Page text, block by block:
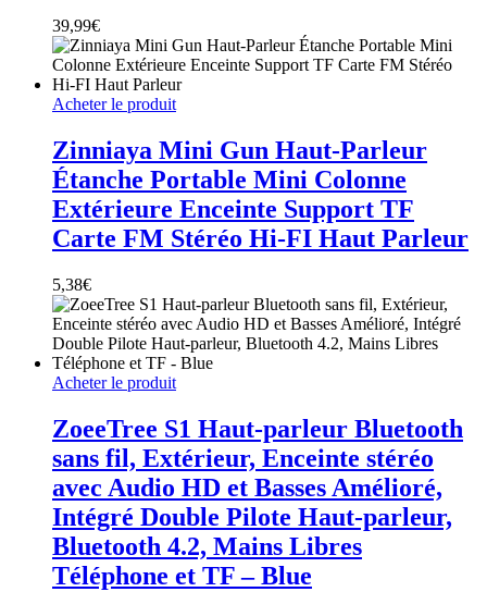
39,99€
Acheter le produit
Zinniaya Mini Gun Haut-Parleur
Étanche Portable Mini Colonne
Extérieure Enceinte Support TF
Carte FM Stéréo Hi-FI Haut Parleur
5,38€
Acheter le produit
ZoeeTree S1 Haut-parleur Bluetooth
sans fil, Extérieur, Enceinte stéréo
avec Audio HD et Basses Amélioré,
Intégré Double Pilote Haut-parleur,
Bluetooth 4.2, Mains Libres
Téléphone et TF – Blue